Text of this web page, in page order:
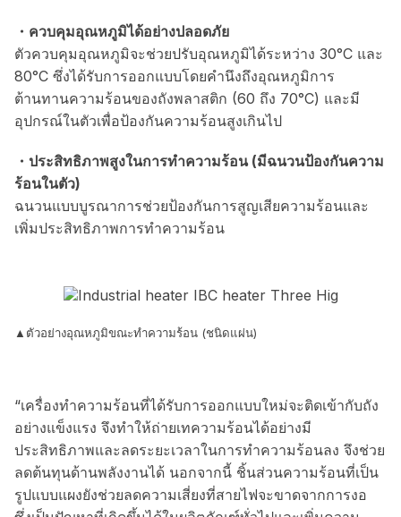
・ควบคุมอุณหภูมิได้อย่างปลอดภัย
ตัวควบคุมอุณหภูมิจะช่วยปรับอุณหภูมิได้ระหว่าง 30°C และ
80°C ซึ่งได้รับการออกแบบโดยคำนึงถึงอุณหภูมิการ
ต้านทานความร้อนของถังพลาสติก (60 ถึง 70°C) และมี
อุปกรณ์ในตัวเพื่อป้องกันความร้อนสูงเกินไป
・ประสิทธิภาพสูงในการทำความร้อน (มีฉนวนป้องกันความ
ร้อนในตัว)
ฉนวนแบบบูรณาการช่วยป้องกันการสูญเสียความร้อนและ
เพิ่มประสิทธิภาพการทำความร้อน
▲ตัวอย่างอุณหภูมิขณะทำความร้อน (ชนิดแผ่น)
“เครื่องทำความร้อนที่ได้รับการออกแบบใหม่จะติดเข้ากับถัง
อย่างแข็งแรง จึงทำให้ถ่ายเทความร้อนได้อย่างมี
ประสิทธิภาพและลดระยะเวลาในการทำความร้อนลง จึงช่วย
ลดต้นทุนด้านพลังงานได้ นอกจากนี้ ชิ้นส่วนความร้อนที่เป็น
รูปแบบแผงยังช่วยลดความเสี่ยงที่สายไฟจะขาดจากการงอ